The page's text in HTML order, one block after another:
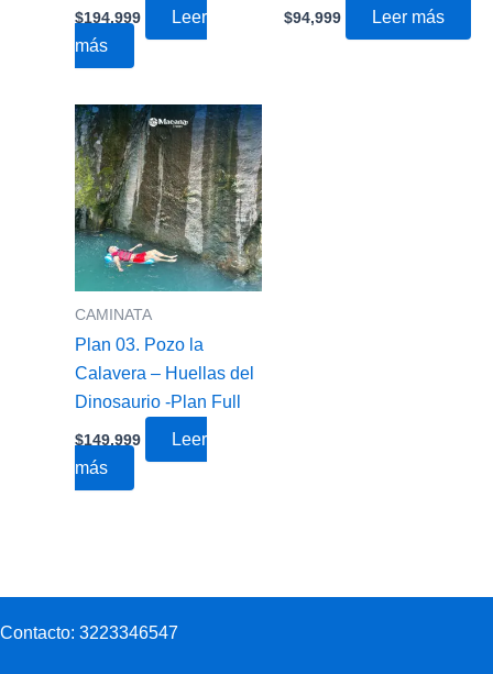
$194,999
Leer
más
$94,999 Leer más
CAMINATA
Plan 03. Pozo la
Calavera – Huellas del
Dinosaurio -Plan Full
$149,999
Leer
más
Contacto: 3223346547